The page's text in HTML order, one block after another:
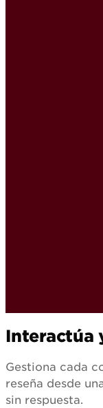
Interactúa
Gestiona cada
reseña desde
sin respuesta.